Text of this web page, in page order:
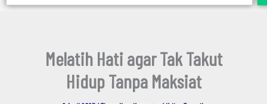
Melatih Hati agar Tak Takut
Hidup Tanpa Maksiat